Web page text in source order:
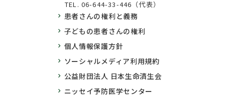
TEL. 06-644-33-446（代表）
患者さんの権利と義務
子どもの患者さんの権利
個人情報保護方針
ソーシャルメディア利用規約
公益財団法人 日本生命済生会
ニッセイ予防医学センター